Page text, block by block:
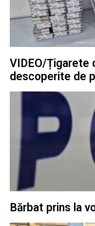
VIDEO/Țigarete
descoperite de
Bărbat prins la